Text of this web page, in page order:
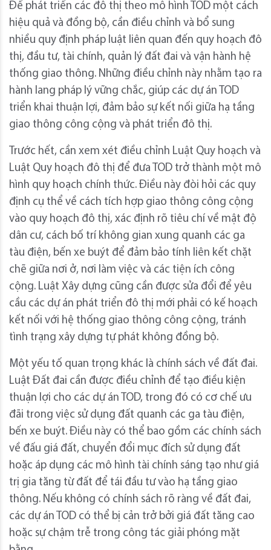
Để phát triển các đô thị theo mô hình TOD một cách
hiệu quả và đồng bộ, cần điều chỉnh và bổ sung
nhiều quy định pháp luật liên quan đến quy hoạch đô
thị, đầu tư, tài chính, quản lý đất đai và vận hành hệ
thống giao thông. Những điều chỉnh này nhằm tạo ra
hành lang pháp lý vững chắc, giúp các dự án TOD
triển khai thuận lợi, đảm bảo sự kết nối giữa hạ tầng
giao thông công cộng và phát triển đô thị.
Trước hết, cần xem xét điều chỉnh Luật Quy hoạch và
Luật Quy hoạch đô thị để đưa TOD trở thành một mô
hình quy hoạch chính thức. Điều này đòi hỏi các quy
định cụ thể về cách tích hợp giao thông công cộng
vào quy hoạch đô thị, xác định rõ tiêu chí về mật độ
dân cư, cách bố trí không gian xung quanh các ga
tàu điện, bến xe buýt để đảm bảo tính liên kết chặt
chẽ giữa nơi ở, nơi làm việc và các tiện ích công
cộng. Luật Xây dựng cũng cần được sửa đổi để yêu
cầu các dự án phát triển đô thị mới phải có kế hoạch
kết nối với hệ thống giao thông công cộng, tránh
tình trạng xây dựng tự phát không đồng bộ.
Một yếu tố quan trọng khác là chính sách về đất đai.
Luật Đất đai cần được điều chỉnh để tạo điều kiện
thuận lợi cho các dự án TOD, trong đó có cơ chế ưu
đãi trong việc sử dụng đất quanh các ga tàu điện,
bến xe buýt. Điều này có thể bao gồm các chính sách
về đấu giá đất, chuyển đổi mục đích sử dụng đất
hoặc áp dụng các mô hình tài chính sáng tạo như giá
trị gia tăng từ đất để tái đầu tư vào hạ tầng giao
thông. Nếu không có chính sách rõ ràng về đất đai,
các dự án TOD có thể bị cản trở bởi giá đất tăng cao
hoặc sự chậm trễ trong công tác giải phóng mặt